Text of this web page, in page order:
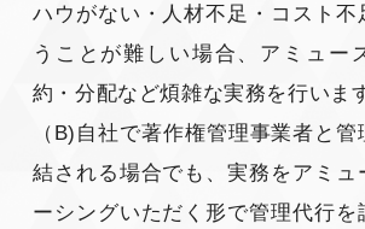
ハウがない・人材不足・コスト不
うことが難しい場合、アミュー
約・分配など煩雑な実務を行いま
（B)自社で著作権管理事業者と
結される場合でも、実務をアミュ
ーシングいただく形で管理代行を